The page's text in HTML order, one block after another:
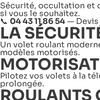
Sécurité, occultation et
si vous le souhaitez.
📞 04 43 11 86 54—
LA
Un volet roulant
modèles motorisés.
Pilotez vos volets à la
prolongée.
ROULANTS